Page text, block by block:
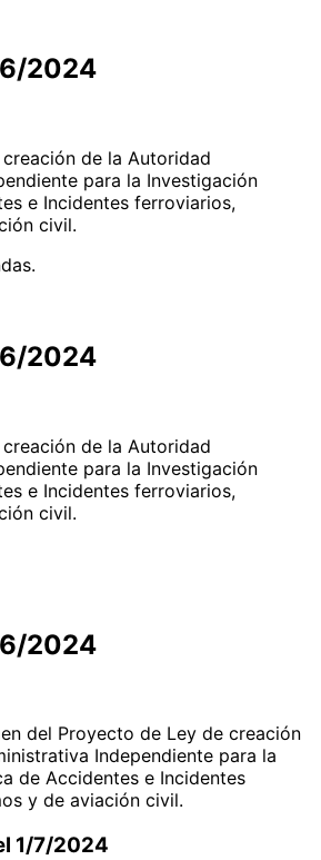
2024
de la Autoridad
para la Investigación
e Incidentes ferroviarios,
civil.
2024
de la Autoridad
para la Investigación
e Incidentes ferroviarios,
civil.
2024
del Proyecto de Ley de creación
Independiente para la
de Accidentes e Incidentes
y de aviación civil.
1/7/2024